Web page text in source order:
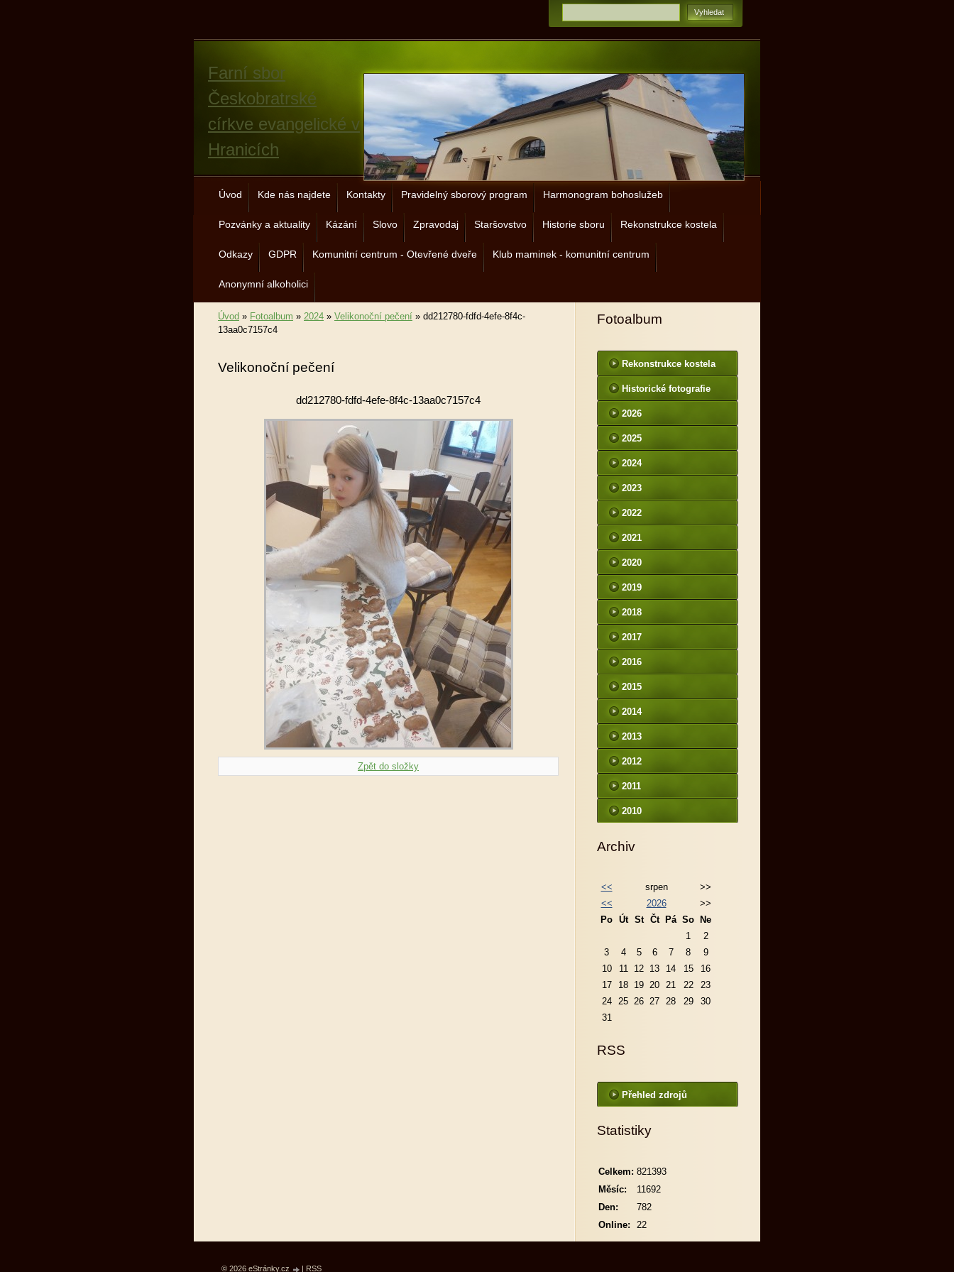
Farní sbor
Českobratrské
církve evangelické v
Hranicích
Úvod Kde nás najdete Kontakty Pravidelný sborový program Harmonogram bohoslužeb
Pozvánky a aktuality Kázání Slovo Zpravodaj Staršovstvo Historie sboru Rekonstrukce kostela
Odkazy GDPR Komunitní centrum - Otevřené dveře Klub maminek - komunitní centrum
Anonymní alkoholici
Úvod » Fotoalbum » 2024 » Velikonoční pečení » dd212780-fdfd-4efe-8f4c-
13aa0c7157c4
Velikonoční pečení
dd212780-fdfd-4efe-8f4c-13aa0c7157c4
Zpět do složky
Fotoalbum
Rekonstrukce kostela
Historické fotografie
2026
2025
2024
2023
2022
2021
2020
2019
2018
2017
2016
2015
2014
2013
2012
2011
2010
Archiv
<< srpen
>>
<<
2026
>>
Po Út St Čt Pá So
Ne
1
2
3
4 5 6 7 8
9
10
11 12 13 14 15
16
17
18 19 20 21 22
23
24
25 26 27 28 29
30
31
RSS
Přehled zdrojů
Statistiky
Online: 22
Celkem: 821393
Měsíc:
11692
Den:
782
© 2026 eStránky.cz | RSS